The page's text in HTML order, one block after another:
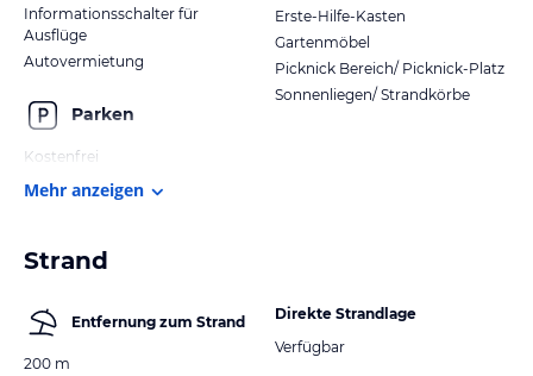
Informationsschalter für
Ausflüge
Autovermietung
Parken
Kostenfrei
Erste-Hilfe-Kasten
Gartenmöbel
Picknick Bereich/ Picknick-Platz
Sonnenliegen/ Strandkörbe
Mehr anzeigen
Strand
Entfernung zum Strand
200 m
Direkte Strandlage
Verfügbar